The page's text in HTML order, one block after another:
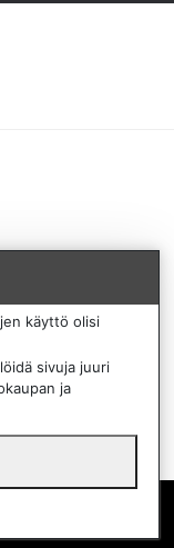
käyttö olisi
sivuja juuri
ja